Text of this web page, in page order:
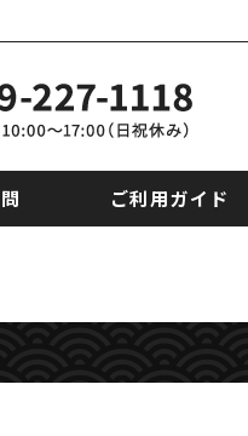
ご利用ガイド